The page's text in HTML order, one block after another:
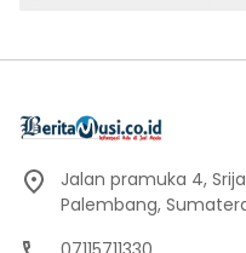
Jalan pramuka 4,
Palembang,